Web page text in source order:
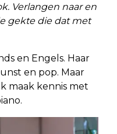
Verlangen naar en
gekte die dat met
en Engels. Haar
en pop. Maar
maak kennis met